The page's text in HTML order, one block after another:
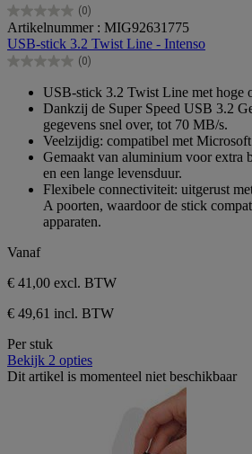
(0)
0.0
van
de
5
Artikelnummer : MIG92631775
USB-stick 3.2 Twist Line - Intenso
(0)
0.0
sterren.
USB-stick 3.2 Twist Line met hoge
Dankzij de Super Speed USB 3.2
gegevens snel over, tot 70 MB/s.
Veelzijdig: compatibel met
Gemaakt van aluminium voor extra
en een lange levensduur.
Flexibele connectiviteit: uitgerust
A poorten, waardoor de stick
apparaten.
Vanaf
€ 41,00 excl. BTW
€ 49,61 incl. BTW
Per stuk
Bekijk 2 opties
Dit artikel is momenteel niet beschikbaar